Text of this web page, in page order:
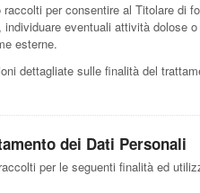
raccolti per consentire al Titolare di
eventuali attività dolose
esterne.
dettagliate sulle finalità del
dei Dati Personali
per le seguenti finalità ed